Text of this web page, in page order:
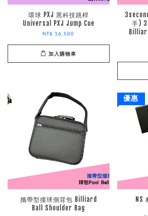
環球 PXJ 黑科技跳桿
Universal PXJ Jump Cue
NT$ 16,500
加入購物車
手)
攜帶型撞球側背包 Billiard
Ball Shoulder Bag
優惠
NS